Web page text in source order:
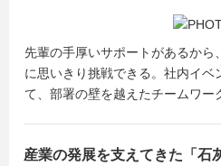
先輩の手厚いサポートがあるから
に思いきり挑戦できる。社内イベ
て、部署の壁を越えたチームワー
産業の発展を支えてきた「石